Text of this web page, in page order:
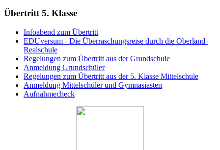
Übertritt 5. Klasse
Infoabend zum Übertritt
EDUversum - Die Überraschungsreise durch die Oberland-
Realschule
Regelungen zum Übertritt aus der Grundschule
Anmeldung Grundschüler
Regelungen zum Übertritt aus der 5. Klasse Mittelschule
Anmeldung Mittelschüler und Gymnasiasten
Aufnahmecheck